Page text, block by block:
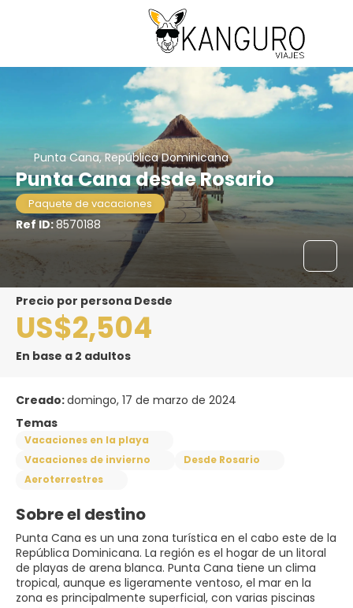
Punta Cana, República Dominicana
Punta Cana desde Rosario
Paquete de vacaciones
Ref ID:8570188
precio por persona Desde
US$2,504
En base a 2 adultos
Creado:domingo, 17 de marzo de 2024
Temas
Vacaciones en la playa
Vacaciones de invierno
Desde Rosario
Aeroterrestres
Sobre el destino
Punta Cana es un una zona turística en el cabo este de la
República Dominicana. La región es el hogar de un litoral
de playas de arena blanca. Punta Cana tiene un clima
tropical, aunque es ligeramente ventoso, el mar en la
zona es principalmente superficial, con varias piscinas